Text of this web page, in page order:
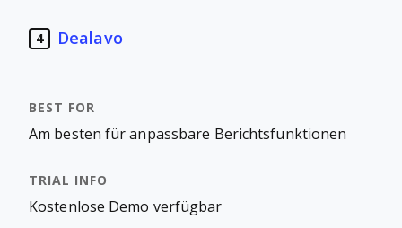
4 Dealavo
Am besten für anpassbare Berichtsfunktionen
Kostenlose Demo verfügbar